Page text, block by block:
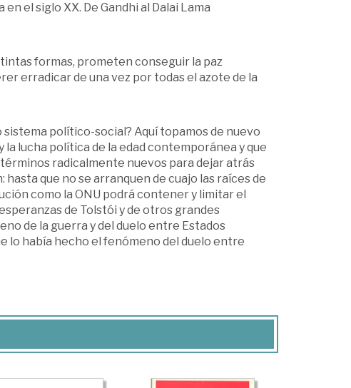
el siglo XX. De Gandhi al Dalai Lama
formas, prometen conseguir la paz
erradicar de una vez por todas el azote de la
político-social? Aquí topamos de nuevo
lucha política de la edad contemporánea y que
radicalmente nuevos para dejar atrás
que no se arranquen de cuajo las raíces de
como la ONU podrá contener y limitar el
de Tolstói y de otros grandes
de la guerra y del duelo entre Estados
lo había hecho el fenómeno del duelo entre